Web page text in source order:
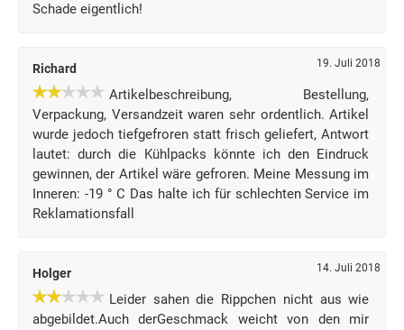
Schade eigentlich!
Richard 19. Juli 2018
Artikelbeschreibung, Bestellung,
Verpackung, Versandzeit waren sehr ordentlich. Artikel
wurde jedoch tiefgefroren statt frisch geliefert, Antwort
lautet: durch die Kühlpacks könnte ich den Eindruck
gewinnen, der Artikel wäre gefroren. Meine Messung im
Inneren: -19 ° C Das halte ich für schlechten Service im
Reklamationsfall
Holger 14. Juli 2018
Leider sahen die Rippchen nicht aus wie
abgebildet.Auch derGeschmack weicht von den mir